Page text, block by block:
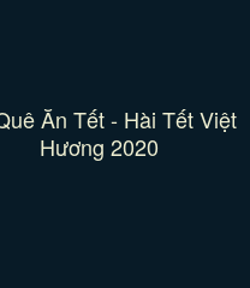
Ăn Tết - Hài Tết Việt
Hương 2020